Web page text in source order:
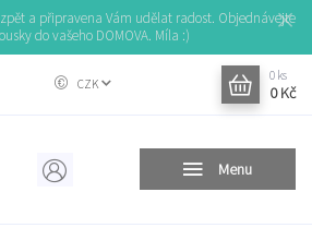
a připravena Vám udělat radost. Objednávejte
do vašeho DOMOVA. Míla :)
Menu
CZK
0 ks
0 Kč